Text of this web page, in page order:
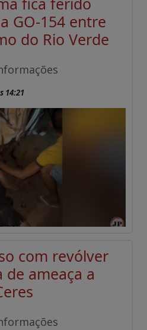
GO-154 entre
do Rio Verde
14:21
com revólver
de ameaça a